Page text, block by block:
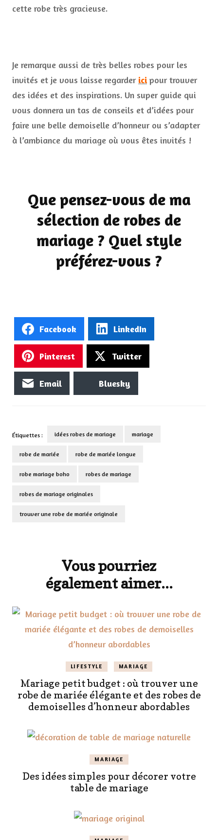
cette robe très gracieuse.
Je remarque aussi de très belles robes pour les
invités et je vous laisse regarder ici pour trouver
des idées et des inspirations. Un super guide qui
vous donnera un tas de conseils et d’idées pour
faire une belle demoiselle d’honneur ou s’adapter
à l’ambiance du mariage où vous êtes invités !
Que pensez-vous de ma
sélection de robes de
mariage ? Quel style
préférez-vous ?
Facebook LinkedIn
Pinterest Twitter
Email Bluesky
Étiquettes : idées robes de mariage mariage
robe de mariée robe de mariée longue
robe mariage boho robes de mariage
robes de mariage originales
trouver une robe de mariée originale
Vous pourriez
également aimer...
LIFESTYLE MARIAGE
Mariage petit budget : où trouver une
robe de mariée élégante et des robes de
demoiselles d’honneur abordables
MARIAGE
Des idées simples pour décorer votre
table de mariage